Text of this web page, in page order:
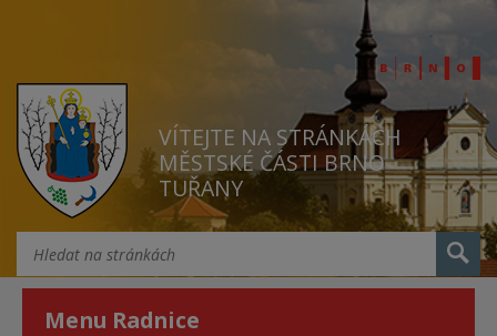
VÍTEJTE NA STRÁNKÁCH
MĚSTSKÉ ČÁSTI BRNO
TUŘANY
Menu Radnice